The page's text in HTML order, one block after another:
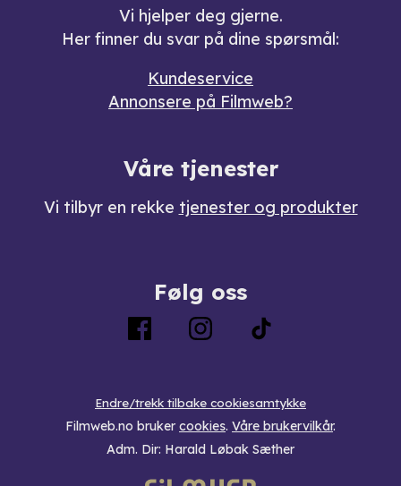
Vi hjelper deg gjerne.
Her finner du svar på dine spørsmål:
Kundeservice
Annonsere på Filmweb?
Våre tjenester
Vi tilbyr en rekke tjenester og produkter
Følg oss
Endre/trekk tilbake cookiesamtykke
Filmweb.no bruker cookies. Våre brukervilkår.
Adm. Dir: Harald Løbak Sæther